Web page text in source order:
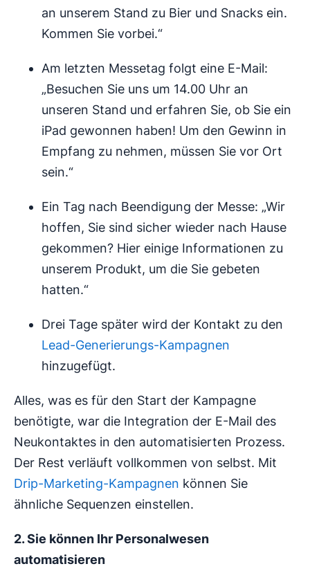
an unserem Stand zu Bier und Snacks ein.
Kommen Sie vorbei.“
Am letzten Messetag folgt eine E-Mail:
„Besuchen Sie uns um 14.00 Uhr an
unseren Stand und erfahren Sie, ob Sie ein
iPad gewonnen haben! Um den Gewinn in
Empfang zu nehmen, müssen Sie vor Ort
sein.“
Ein Tag nach Beendigung der Messe: „Wir
hoffen, Sie sind sicher wieder nach Hause
gekommen? Hier einige Informationen zu
unserem Produkt, um die Sie gebeten
hatten.“
Drei Tage später wird der Kontakt zu den
Lead-Generierungs-Kampagnen
hinzugefügt.
Alles, was es für den Start der Kampagne
benötigte, war die Integration der E-Mail des
Neukontaktes in den automatisierten Prozess.
Der Rest verläuft vollkommen von selbst. Mit
Drip-Marketing-Kampagnen können Sie
ähnliche Sequenzen einstellen.
2. Sie können Ihr Personalwesen
automatisieren